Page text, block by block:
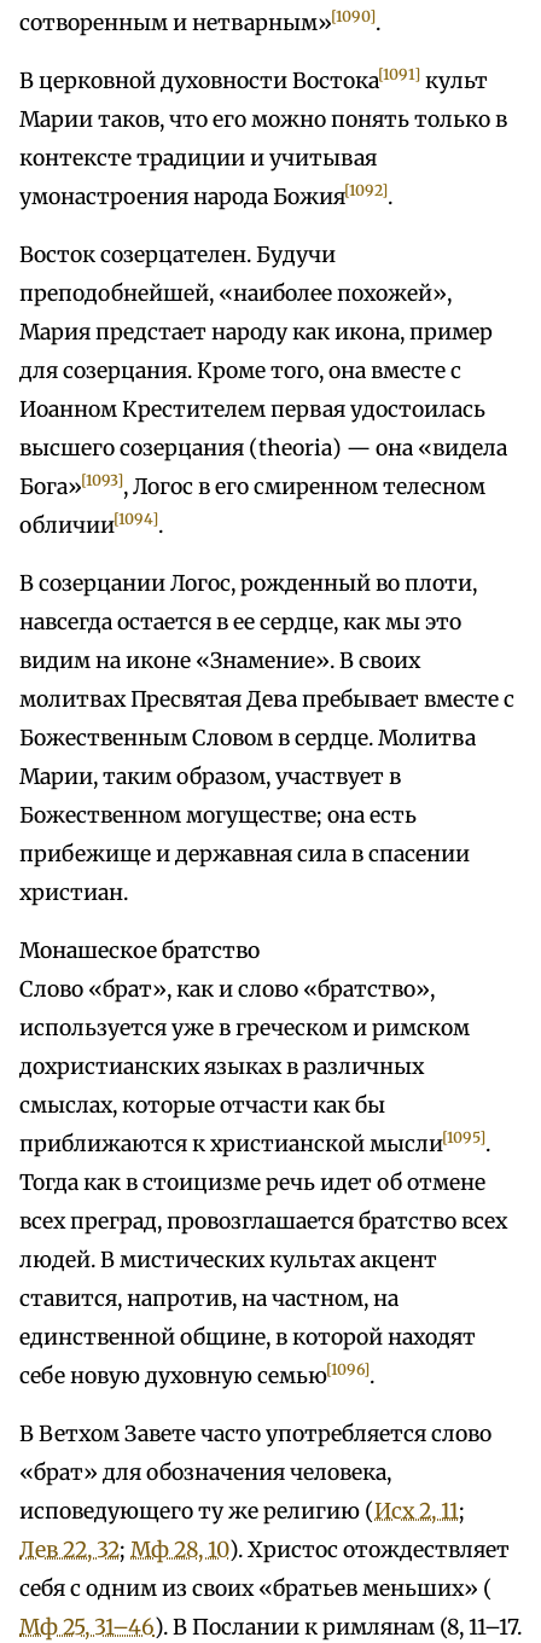
сотворенным и нетварным»[1090].
В церковной духовности Востока[1091] культ
Марии таков, что его можно понять только в
контексте традиции и учитывая
умонастроения народа Божия[1092].
Восток созерцателен. Будучи
преподобнейшей, «наиболее похожей»,
Мария предстает народу как икона, пример
для созерцания. Кроме того, она вместе с
Иоанном Крестителем первая удостоилась
высшего созерцания (theoria) — она «видела
Бога»[1093], Логос в его смиренном телесном
обличии[1094].
В созерцании Логос, рожденный во плоти,
навсегда остается в ее сердце, как мы это
видим на иконе «Знамение». В своих
молитвах Пресвятая Дева пребывает вместе с
Божественным Словом в сердце. Молитва
Марии, таким образом, участвует в
Божественном могуществе; она есть
прибежище и державная сила в спасении
христиан.
Монашеское братство
Слово «брат», как и слово «братство»,
используется уже в греческом и римском
дохристианских языках в различных
смыслах, которые отчасти как бы
приближаются к христианской мысли[1095].
Тогда как в стоицизме речь идет об отмене
всех преград, провозглашается братство всех
людей. В мистических культах акцент
ставится, напротив, на частном, на
единственной общине, в которой находят
себе новую духовную семью[1096].
В Ветхом Завете часто употребляется слово
«брат» для обозначения человека,
исповедующего ту же религию (Исх 2, 11;
Лев 22, 32; Мф 28, 10). Христос отождествляет
себя с одним из своих «братьев меньших» (
Мф 25, 31–46). В Послании к римлянам (8, 11–17.